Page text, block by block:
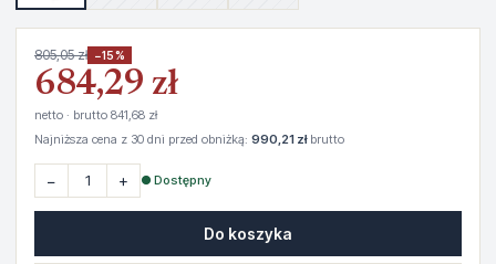
805,05 zł −15%
684,29 zł
netto · brutto 841,68 zł
Najniższa cena z 30 dni przed obniżką: 990,21 złbrutto
− + ● Dostępny
Do koszyka